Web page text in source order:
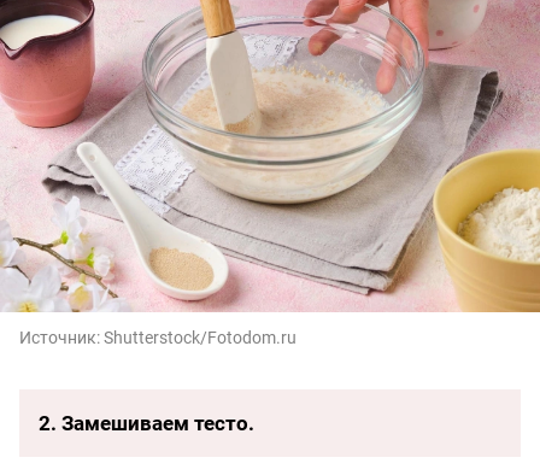
Источник:Shutterstock/Fotodom.ru
2. Замешиваем тесто.